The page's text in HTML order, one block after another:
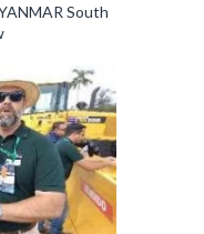
South